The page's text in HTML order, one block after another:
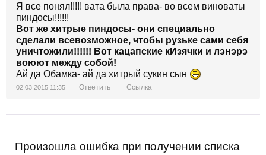
Я все понял!!!!! вата была права- во всем виноваты
пиндосы!!!!!!
Вот же хитрые пиндосы- они специально
сделали всевозможное, чтобы рузьке сами себя
уничтожили!!!!!! Вот кацапские кИзячки и лэнэрэ
воюют между собой!
Ай да Обамка- ай да хитрый сукин сын
02.03.2015 11:35 Ответить Ссылка
Произошла ошибка при получении списка